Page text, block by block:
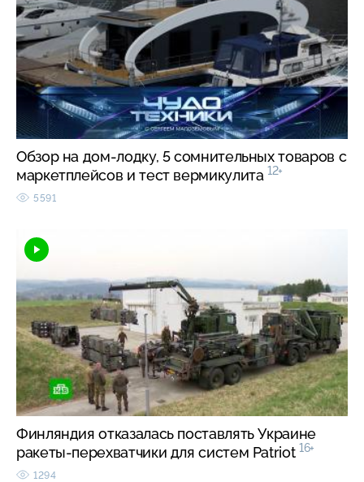
Обзор на дом-лодку, 5 сомнительных товаров с
маркетплейсов и тест вермикулита 12+
5591
Финляндия отказалась поставлять Украине
ракеты-перехватчики для систем Patriot 16+
1294